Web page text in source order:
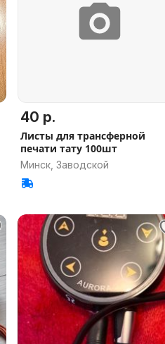
40 р.
Листы для трансферной
печати тату 100шт
Минск, Заводской